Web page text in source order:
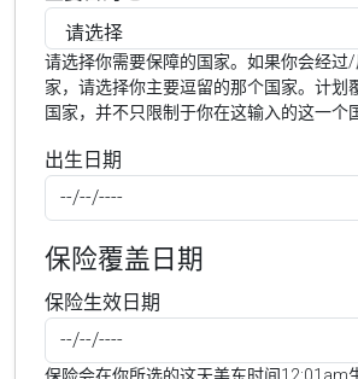
请选择你需要保障的国家。如果你会经过
家，请选择你主要逗留的那个国家。计划
国家，并不只限制于你在这输入的这一个
出生日期
保险覆盖日期
保险生效日期